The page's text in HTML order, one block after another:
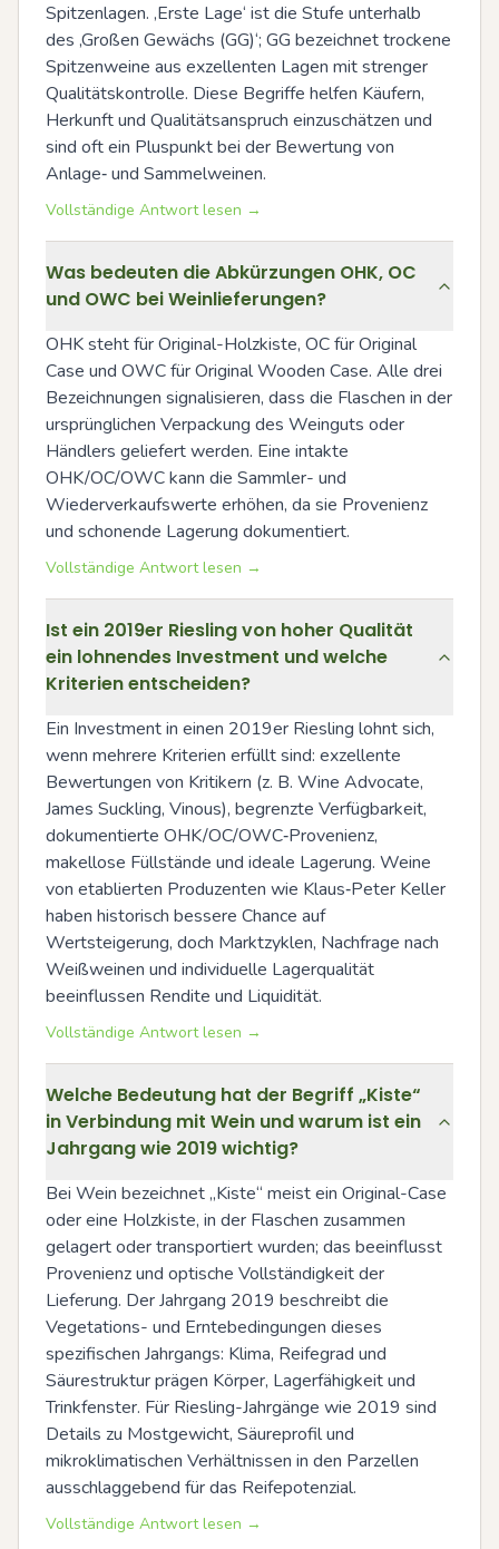
Spitzenlagen. ‚Erste Lage‘ ist die Stufe unterhalb
des ‚Großen Gewächs (GG)‘; GG bezeichnet trockene
Spitzenweine aus exzellenten Lagen mit strenger
Qualitätskontrolle. Diese Begriffe helfen Käufern,
Herkunft und Qualitätsanspruch einzuschätzen und
sind oft ein Pluspunkt bei der Bewertung von
Anlage‑ und Sammelweinen.
Vollständige Antwort lesen →
Was bedeuten die Abkürzungen OHK, OC
und OWC bei Weinlieferungen?
OHK steht für Original-Holzkiste, OC für Original
Case und OWC für Original Wooden Case. Alle drei
Bezeichnungen signalisieren, dass die Flaschen in der
ursprünglichen Verpackung des Weinguts oder
Händlers geliefert werden. Eine intakte
OHK/OC/OWC kann die Sammler- und
Wiederverkaufswerte erhöhen, da sie Provenienz
und schonende Lagerung dokumentiert.
Vollständige Antwort lesen →
Ist ein 2019er Riesling von hoher Qualität
ein lohnendes Investment und welche
Kriterien entscheiden?
Ein Investment in einen 2019er Riesling lohnt sich,
wenn mehrere Kriterien erfüllt sind: exzellente
Bewertungen von Kritikern (z. B. Wine Advocate,
James Suckling, Vinous), begrenzte Verfügbarkeit,
dokumentierte OHK/OC/OWC‑Provenienz,
makellose Füllstände und ideale Lagerung. Weine
von etablierten Produzenten wie Klaus‑Peter Keller
haben historisch bessere Chance auf
Wertsteigerung, doch Marktzyklen, Nachfrage nach
Weißweinen und individuelle Lagerqualität
beeinflussen Rendite und Liquidität.
Vollständige Antwort lesen →
Welche Bedeutung hat der Begriff „Kiste“
in Verbindung mit Wein und warum ist ein
Jahrgang wie 2019 wichtig?
Bei Wein bezeichnet „Kiste“ meist ein Original-Case
oder eine Holzkiste, in der Flaschen zusammen
gelagert oder transportiert wurden; das beeinflusst
Provenienz und optische Vollständigkeit der
Lieferung. Der Jahrgang 2019 beschreibt die
Vegetations- und Erntebedingungen dieses
spezifischen Jahrgangs: Klima, Reifegrad und
Säurestruktur prägen Körper, Lagerfähigkeit und
Trinkfenster. Für Riesling-Jahrgänge wie 2019 sind
Details zu Mostgewicht, Säureprofil und
mikroklimatischen Verhältnissen in den Parzellen
ausschlaggebend für das Reifepotenzial.
Vollständige Antwort lesen →